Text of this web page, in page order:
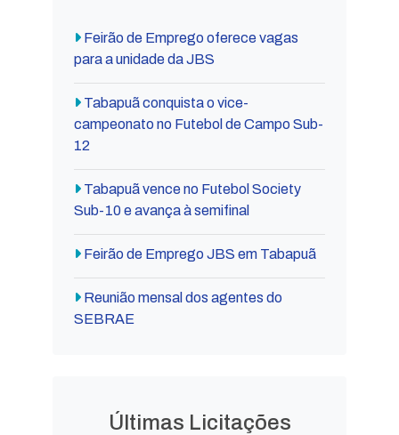
Feirão de Emprego oferece vagas
para a unidade da JBS
Tabapuã conquista o vice-
campeonato no Futebol de Campo Sub-
12
Tabapuã vence no Futebol Society
Sub-10 e avança à semifinal
Feirão de Emprego JBS em Tabapuã
Reunião mensal dos agentes do
SEBRAE
Últimas Licitações